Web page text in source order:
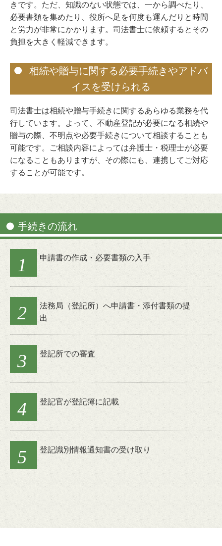
きです。ただ、知識のない状態では、一から調べたり、
必要書類を集めたり、役所へ足を何度も運んだりと時間
と労力が非常にかかります。司法書士に依頼するとその
負担を大きく軽減できます。
相続や贈与に関する必要手続きやアドバ
イスを受けられる
司法書士は相続や贈与手続きに関するあらゆる業務を代
行しています。よって、不動産登記が必要になる相続や
贈与の際、不明点や必要手続きについて相談することも
可能です。ご相談内容によっては弁護士・税理士が必要
になることもありますが、その際にも、連携してご対応
することが可能です。
手続きの流れ
1 申請書の作成・必要書類の入手
2
法務局（登記所）へ申請書・添付書類の提
出
3 登記所での審査
4 登記官が登記簿に記載
5 登記識別情報通知書の受け取り